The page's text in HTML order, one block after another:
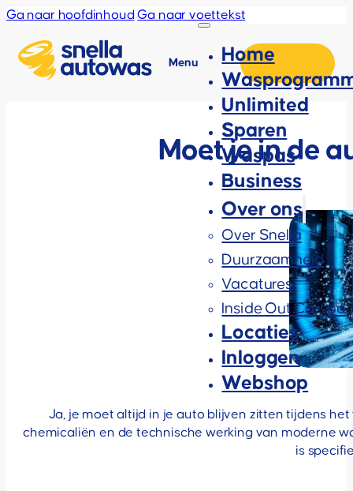
Ga naar hoofdinhoud Ga naar voettekst
Menu
Home
Unlimited
Sparen
Waspas
Business
Over ons
Over Snella
Duurzaamheid
Vacatures
Inside Out Carspa
Locaties
Inloggen
Webshop
Moet je in de
Ja, je moet altijd in je auto blijven zitten tijdens
chemicaliën en de technische werking van moderne
is